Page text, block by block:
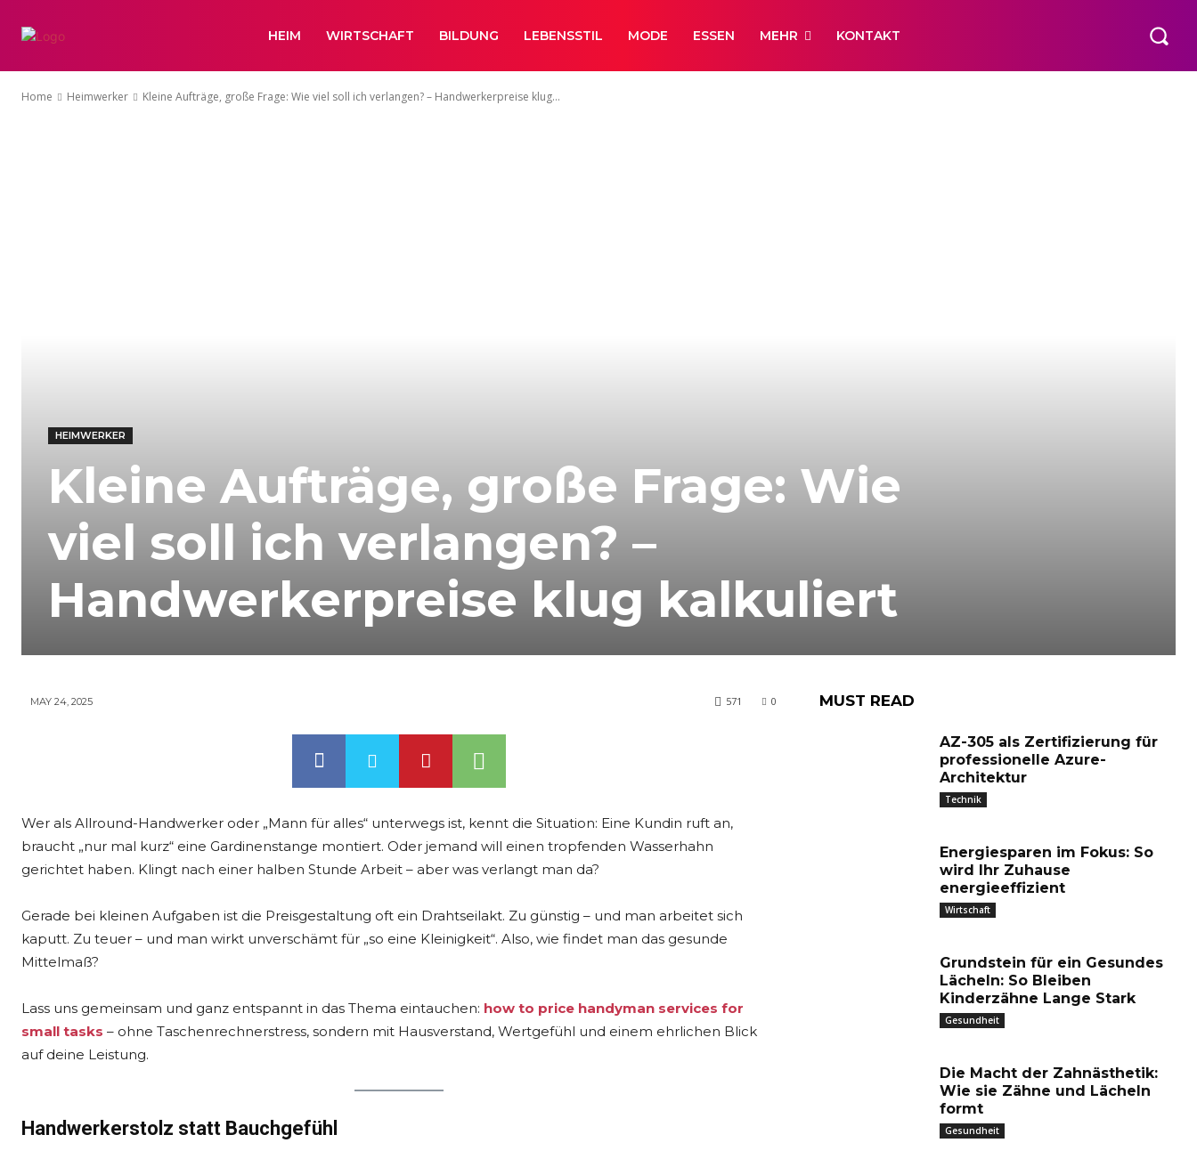
HEIM WIRTSCHAFT BILDUNG LEBENSSTIL MODE ESSEN MEHR KONTAKT
Home Heimwerker Kleine Aufträge, große Frage: Wie viel soll ich verlangen? – Handwerkerpreise klug...
HEIMWERKER
Kleine Aufträge, große Frage: Wie
viel soll ich verlangen? –
Handwerkerpreise klug kalkuliert
MAY 24, 2025 0
571
Wer als Allround-Handwerker oder „Mann für alles“ unterwegs ist, kennt die Situation: Eine Kundin ruft an,
braucht „nur mal kurz“ eine Gardinenstange montiert. Oder jemand will einen tropfenden Wasserhahn
gerichtet haben. Klingt nach einer halben Stunde Arbeit – aber was verlangt man da?
Gerade bei kleinen Aufgaben ist die Preisgestaltung oft ein Drahtseilakt. Zu günstig – und man arbeitet sich
kaputt. Zu teuer – und man wirkt unverschämt für „so eine Kleinigkeit“. Also, wie findet man das gesunde
Mittelmaß?
Lass uns gemeinsam und ganz entspannt in das Thema eintauchen: how to price handyman services for
small tasks – ohne Taschenrechnerstress, sondern mit Hausverstand, Wertgefühl und einem ehrlichen Blick
auf deine Leistung.
Handwerkerstolz statt Bauchgefühl
MUST READ
AZ-305 als Zertifizierung für
professionelle Azure-
Architektur
Technik
Energiesparen im Fokus: So
wird Ihr Zuhause
energieeffizient
Wirtschaft
Grundstein für ein Gesundes
Lächeln: So Bleiben
Kinderzähne Lange Stark
Gesundheit
Die Macht der Zahnästhetik:
Wie sie Zähne und Lächeln
formt
Gesundheit